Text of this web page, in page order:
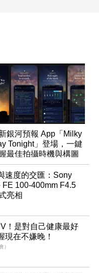
銀河預報 App「Milky
Tonight」登場，一鍵
最佳拍攝時機與構圖
速度的交匯：Sony
FE 100-400mm F4.5
亮相
！是對自己健康最好
現在不嫌晚！
）